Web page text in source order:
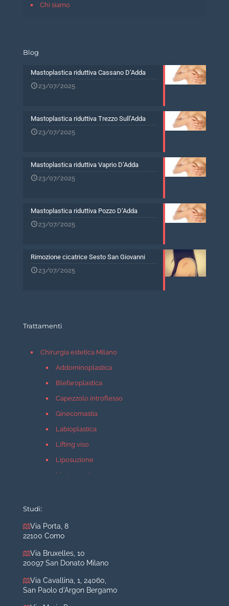
Chi siamo
Blog
Mastoplastica riduttiva Cassano D’Adda
23/07/2025
Mastoplastica riduttiva Trezzo Sull’Adda
23/07/2025
Mastoplastica riduttiva Vaprio D’Adda
23/07/2025
Mastoplastica riduttiva Pozzo D’Adda
23/07/2025
Rimozione cicatrice Sesto San Giovanni
23/07/2025
Trattamenti
Chirurgia estetica Milano
Addominoplastica
Blefaroplastica
Capezzolo introflesso
Ginecomastia
Labioplastica
Lifting viso
Liposuzione
Mastopessi
Rinoplastica
Medicina estetica Milano
Acido ialuronico viso
Aumento labbra
Studi:
Via Porta, 8
22100 Como
Via Bruxelles, 10
20097 San Donato Milano
Via Cavallina, 1, 24060,
San Paolo d'Argon Bergamo